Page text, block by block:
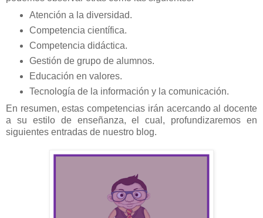
Atención a la diversidad.
Competencia científica.
Competencia didáctica.
Gestión de grupo de alumnos.
Educación en valores.
Tecnología de la información y la comunicación.
En resumen, estas competencias irán acercando al docente
a su estilo de enseñanza, el cual, profundizaremos en
siguientes entradas de nuestro blog.